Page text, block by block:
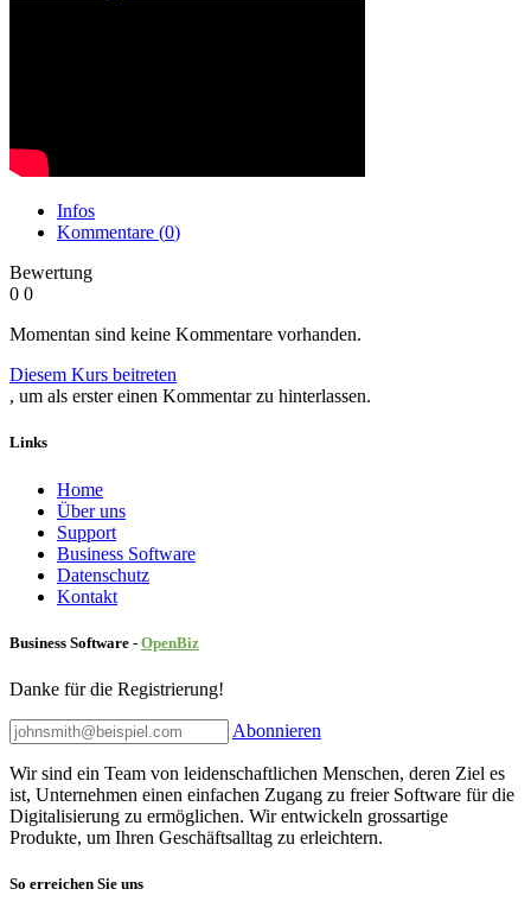
Infos
Kommentare (0)
Bewertung
0 0
Momentan sind keine Kommentare vorhanden.
Diesem Kurs beitreten
, um als erster einen Kommentar zu hinterlassen.
Links
Home
Über uns
Sup​port
Business Software
Datenschutz
Kontakt
Business Software - OpenBiz
Danke für die Registrierung!
Abonnieren
Wir sind ein Team von leidenschaftlichen Menschen, deren Ziel es
ist, Unternehmen einen einfachen Zugang zu freier Software für die
Digitalisierung zu ermöglichen. Wir entwickeln grossartige
Produkte, um Ihren Geschäftsalltag zu erleichtern.
So erreichen Sie uns